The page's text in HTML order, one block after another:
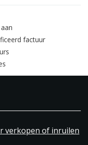
factuur
verkopen of inruilen